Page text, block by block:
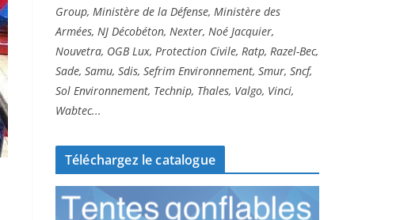
Group, Ministère de la Défense, Ministère des
Armées, NJ Décobéton, Nexter, Noé Jacquier,
Nouvetra, OGB Lux, Protection Civile, Ratp, Razel-Bec,
Sade, Samu, Sdis, Sefrim Environnement, Smur, Sncf,
Sol Environnement, Technip, Thales, Valgo, Vinci,
Wabtec...
Téléchargez le catalogue